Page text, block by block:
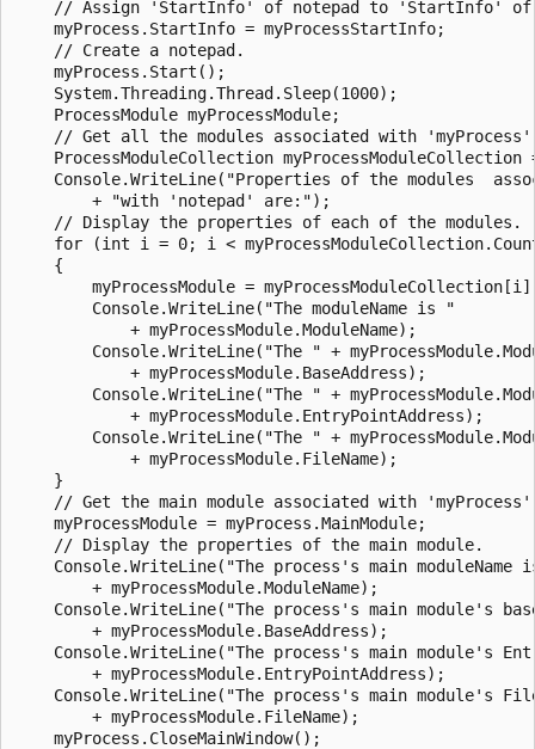
// Assign 'StartInfo' of notepad to 'StartInfo'
    myProcess.StartInfo = myProcessStartInfo;
    // Create a notepad.
    myProcess.Start();
    System.Threading.Thread.Sleep(1000);
    ProcessModule myProcessModule;
// Get all the modules associated with
ProcessModuleCollection myProcessModuleCollection
Console.WriteLine("Properties of the modules
        + "with 'notepad' are:");
    // Display the properties of each of the modules.
for (int i = 0; i <
    {
myProcessModule =
        Console.WriteLine("The moduleName is "
            + myProcessModule.ModuleName);
Console.WriteLine("The " +
            + myProcessModule.BaseAddress);
Console.WriteLine("The " +
            + myProcessModule.EntryPointAddress);
Console.WriteLine("The " +
            + myProcessModule.FileName);
    }
// Get the main module associated with
    myProcessModule = myProcess.MainModule;
    // Display the properties of the main module.
Console.WriteLine("The process's main moduleName
        + myProcessModule.ModuleName);
Console.WriteLine("The process's main module's
        + myProcessModule.BaseAddress);
Console.WriteLine("The process's main module's
        + myProcessModule.EntryPointAddress);
Console.WriteLine("The process's main module's
        + myProcessModule.FileName);
    myProcess.CloseMainWindow();